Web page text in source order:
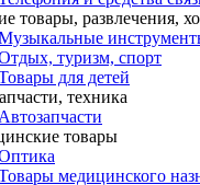
товары, развлечения,
туризм, спорт
для детей
техника
Автозапчасти
товары
медицинского